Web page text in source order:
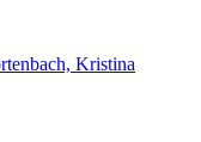
Kristina